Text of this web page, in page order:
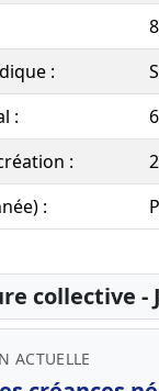
:
:
:
:
collective -
ACTUELLE